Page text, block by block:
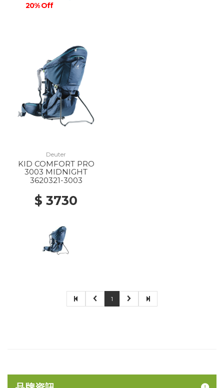
20% Off
Deuter
KID COMFORT PRO
3003 MIDNIGHT
3620321-3003
$ 3730
1